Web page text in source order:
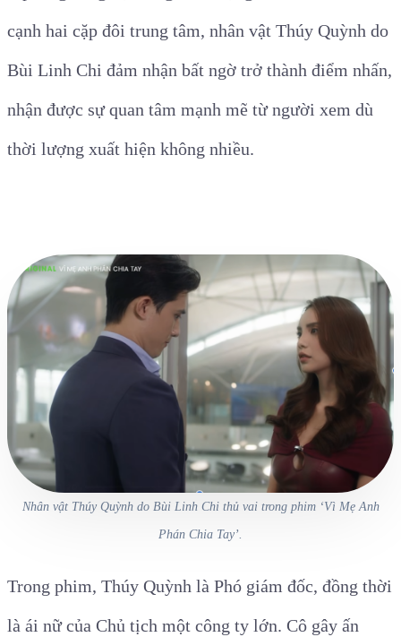
cạnh hai cặp đôi trung tâm, nhân vật Thúy Quỳnh do
Bùi Linh Chi đảm nhận bất ngờ trở thành điểm nhấn,
nhận được sự quan tâm mạnh mẽ từ người xem dù
thời lượng xuất hiện không nhiều.
Nhân vật Thúy Quỳnh do Bùi Linh Chi thủ vai trong phim ‘Vì Mẹ Anh
Phán Chia Tay’.
Trong phim, Thúy Quỳnh là Phó giám đốc, đồng thời
là ái nữ của Chủ tịch một công ty lớn. Cô gây ấn